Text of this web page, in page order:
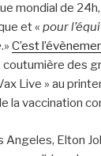
mondial de
et « pour
.» C’est
coutumière des
Live » au
la vaccination
Elton